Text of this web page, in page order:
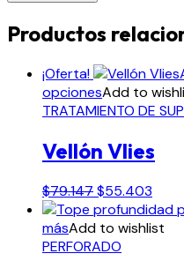
Productos
¡Oferta!
opcionesAdd to
TRATAMIENTO DE
Vellón Vlies
$79.147El
precio
original
era:
$55.403
actual
másAdd to wishlist
PERFORADO